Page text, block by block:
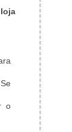
loja
o